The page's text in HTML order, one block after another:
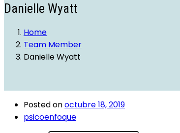
Danielle Wyatt
Home
Team Member
Danielle Wyatt
Posted onoctubre 18, 2019
psicoenfoque